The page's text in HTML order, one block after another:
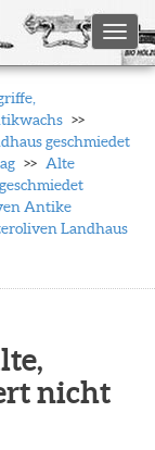
geschmiedet
Alte
Antike
Landhaus
nicht